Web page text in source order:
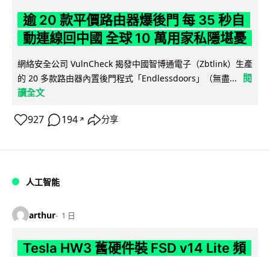
逾 20 款平價路由器爆後門 每 35 秒自
動連線回中國 全球 10 萬用家私隱堪憂
網絡安全公司 VulnCheck 揭發中國智博通電子（Zbtlink）生產
的 20 多款路由器內置後門程式「Endlessdoors」（無盡...
閱
讀全文
927 194 ↗ 分享
人工智能
arthur 1 日
Tesla HW3 舊硬件裝 FSD v14 Lite 頻